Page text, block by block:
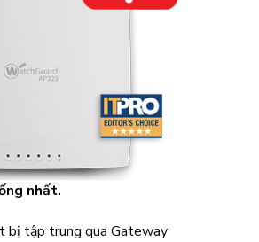
nhất.
bị tập trung qua Gateway